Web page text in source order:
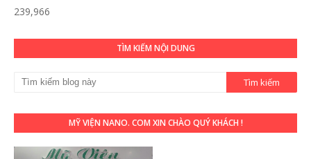
239,966
TÌM KIẾM NỘI DUNG
MỸ VIỆN NANO. COM XIN CHÀO QUÝ KHÁCH !